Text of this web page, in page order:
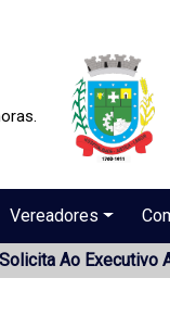
Vereadores
Ao Executivo